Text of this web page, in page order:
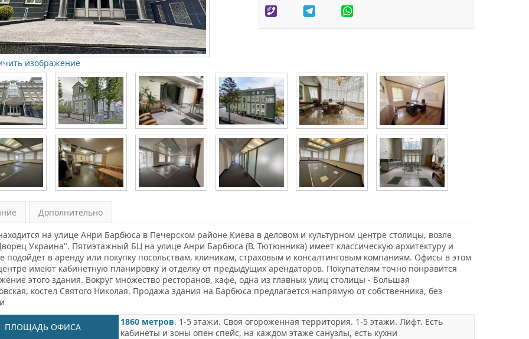
изображение
Дополнительно
на улице Анри Барбюса в Печерском районе Киева в деловом и культурном центре столицы, возле
Украина". Пятиэтажный БЦ на улице Анри Барбюса (В. Тютюнника) имеет классическую архитектуру и
подойдет в аренду или покупку посольствам, клиникам, страховым и консалтинговым компаниям. Офисы в этом
имеют кабинетную планировку и отделку от предыдущих арендаторов. Покупателям точно понравится
этого здания. Вокруг множество ресторанов, кафе, одна из главных улиц столицы - Большая
костел Святого Николая. Продажа здания на Барбюса предлагается напрямую от собственника, без
ПЛОЩАДЬ ОФИСА 1860 метров. 1-5 этажи. Своя огороженная территория. 1-5 этажи. Лифт. Есть
кабинеты и зоны опен спейс, на каждом этаже санузлы, есть кухни